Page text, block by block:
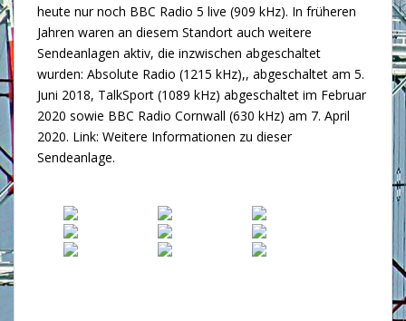
heute nur noch BBC Radio 5 live (909 kHz). In früheren
Jahren waren an diesem Standort auch weitere
Sendeanlagen aktiv, die inzwischen abgeschaltet
wurden: Absolute Radio (1215 kHz),, abgeschaltet am 5.
Juni 2018, TalkSport (1089 kHz) abgeschaltet im Februar
2020 sowie BBC Radio Cornwall (630 kHz) am 7. April
2020. Link: Weitere Informationen zu dieser
Sendeanlage.